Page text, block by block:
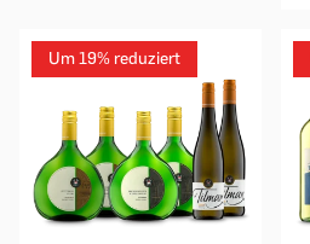
Um 19% reduziert